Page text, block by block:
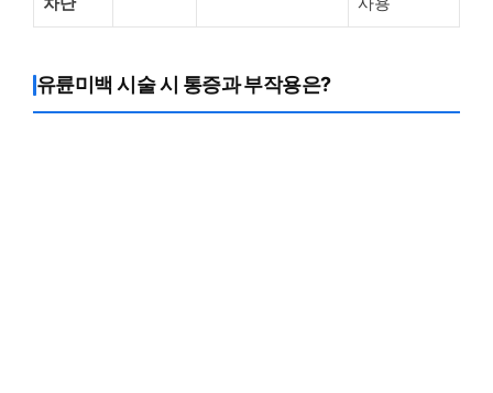
유륜미백 시술 시 통증과 부작용은?